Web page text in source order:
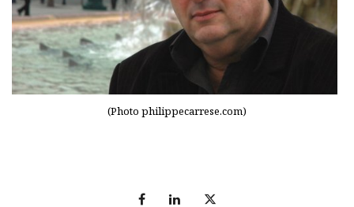
(Photo philippecarrese.com)